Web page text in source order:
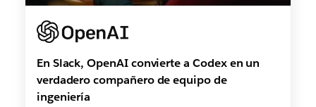
En Slack, OpenAI convierte a Codex en un
verdadero compañero de equipo de
ingeniería